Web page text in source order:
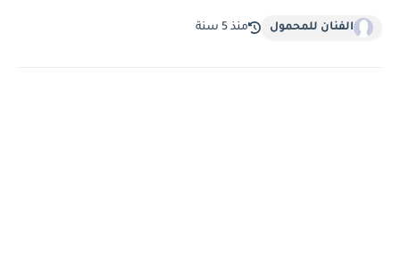
الفنان للمحمول منذ 5 سنة